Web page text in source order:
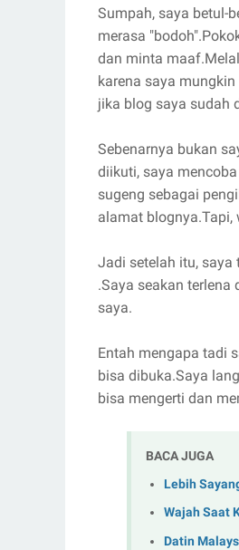
Sumpah, saya betul-
merasa
dan minta
karena saya
jika blog saya sudah
Sebenarnya bukan
diikuti, saya
sugeng sebagai
alamat
Jadi setelah itu, saya
.Saya seakan
saya.
Entah mengapa tadi
bisa dibuka.Saya
bisa mengerti dan
BACA JUGA
Lebih
Wajah Saat
Datin